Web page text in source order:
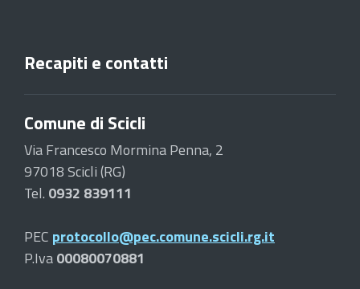
Recapiti e contatti
Comune di Scicli
Via Francesco Mormina Penna, 2
97018 Scicli (RG)
Tel. 0932 839111
PEC protocollo@pec.comune.scicli.rg.it
P.Iva00080070881